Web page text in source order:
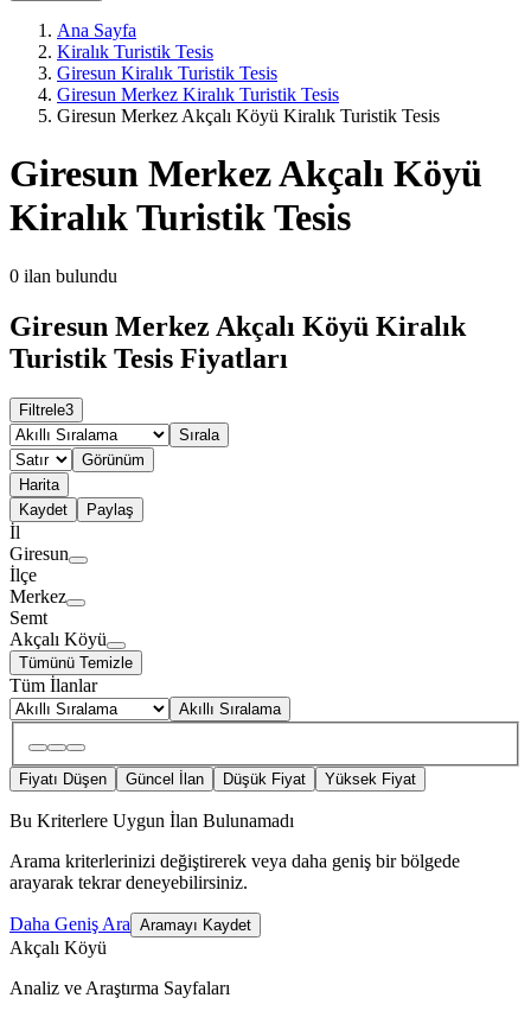
Ana Sayfa
Kiralık Turistik Tesis
Giresun Kiralık Turistik Tesis
Giresun Merkez Kiralık Turistik Tesis
Giresun Merkez Akçalı Köyü Kiralık Turistik Tesis
Giresun Merkez Akçalı Köyü
Kiralık Turistik Tesis
0 ilan bulundu
Giresun Merkez Akçalı Köyü Kiralık
Turistik Tesis Fiyatları
Filtrele3
Sırala
Görünüm
Harita
Kaydet
Paylaş
İl
Giresun
İlçe
Merkez
Semt
Akçalı Köyü
Tümünü Temizle
Tüm İlanlar
Akıllı Sıralama
Fiyatı Düşen Güncel İlan Düşük Fiyat Yüksek Fiyat
Bu Kriterlere Uygun İlan Bulunamadı
Arama kriterlerinizi değiştirerek veya daha geniş bir bölgede
arayarak tekrar deneyebilirsiniz.
Daha Geniş Ara Aramayı Kaydet
Akçalı Köyü
Analiz ve Araştırma Sayfaları